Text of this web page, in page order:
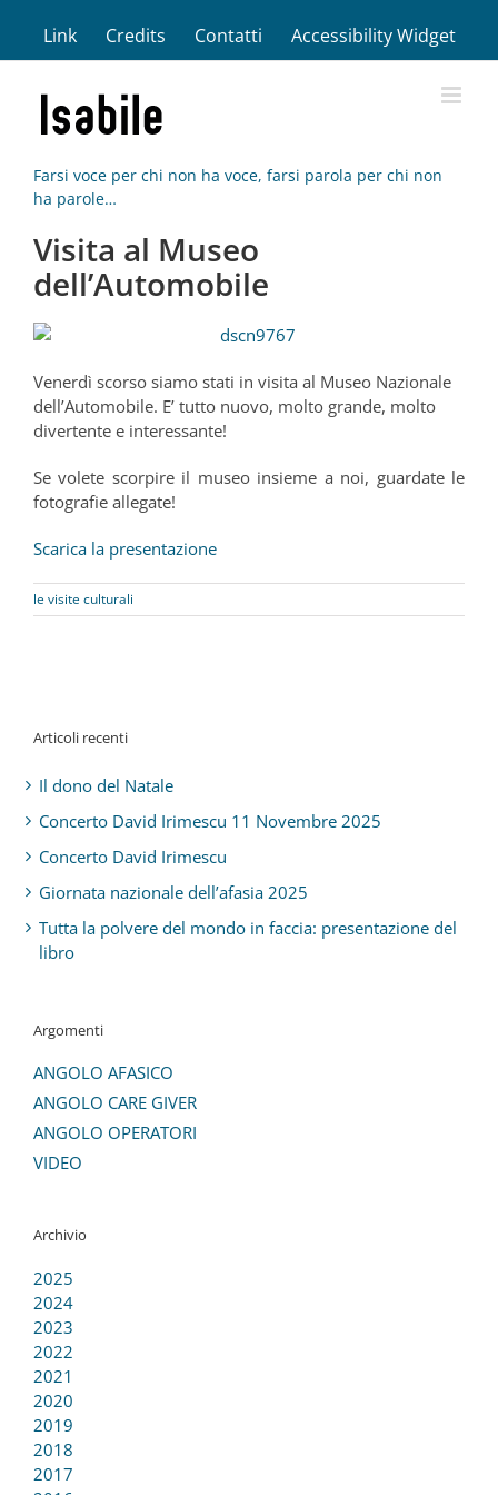
contenuto
Link Credits Contatti Accessibility Widget
Farsi voce per chi non ha voce, farsi parola per chi non
ha parole…
Visita al Museo
dell’Automobile
Venerdì scorso siamo stati in visita al Museo Nazionale
dell’Automobile. E’ tutto nuovo, molto grande, molto
divertente e interessante!
Se volete scorpire il museo insieme a noi, guardate le
fotografie allegate!
Scarica la presentazione
le visite culturali
Articoli recenti
Il dono del Natale
Concerto David Irimescu 11 Novembre 2025
Concerto David Irimescu
Giornata nazionale dell’afasia 2025
Tutta la polvere del mondo in faccia: presentazione del
libro
Argomenti
ANGOLO AFASICO
ANGOLO CARE GIVER
ANGOLO OPERATORI
VIDEO
Archivio
2025
2024
2023
2022
2021
2020
2019
2018
2017